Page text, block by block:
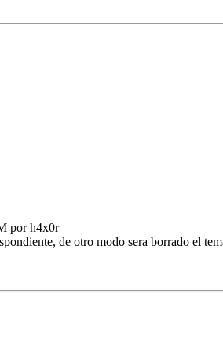
por h4x0r
de otro modo sera borrado el